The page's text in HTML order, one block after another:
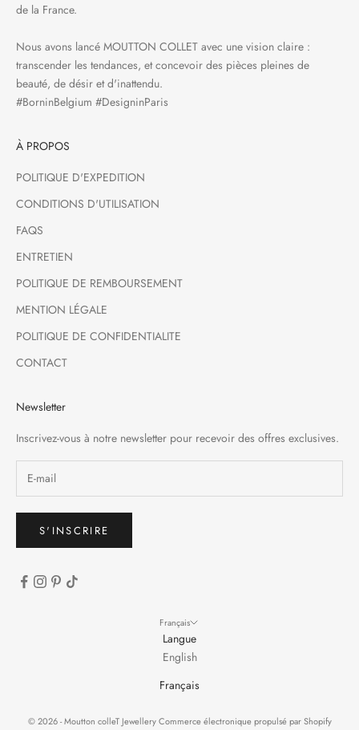
de la France.
Nous avons lancé MOUTTON COLLET avec une vision claire :
transcender les tendances, et concevoir des pièces pleines de
beauté, de désir et d'inattendu.
#BorninBelgium #DesigninParis
À PROPOS
POLITIQUE D'EXPEDITION
CONDITIONS D'UTILISATION
FAQS
ENTRETIEN
POLITIQUE DE REMBOURSEMENT
MENTION LÉGALE
POLITIQUE DE CONFIDENTIALITE
CONTACT
Newsletter
Inscrivez-vous à notre newsletter pour recevoir des offres exclusives.
S'INSCRIRE
Français
Langue
English
Français
© 2026 - Moutton colleT JewelleryCommerce électronique propulsé par Shopify